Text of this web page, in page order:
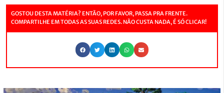
GOSTOU DESTA MATÉRIA? ENTÃO, POR FAVOR, PASSA PRA FRENTE.
COMPARTILHE EM TODAS AS SUAS REDES. NÃO CUSTA NADA, É SÓ CLICAR!